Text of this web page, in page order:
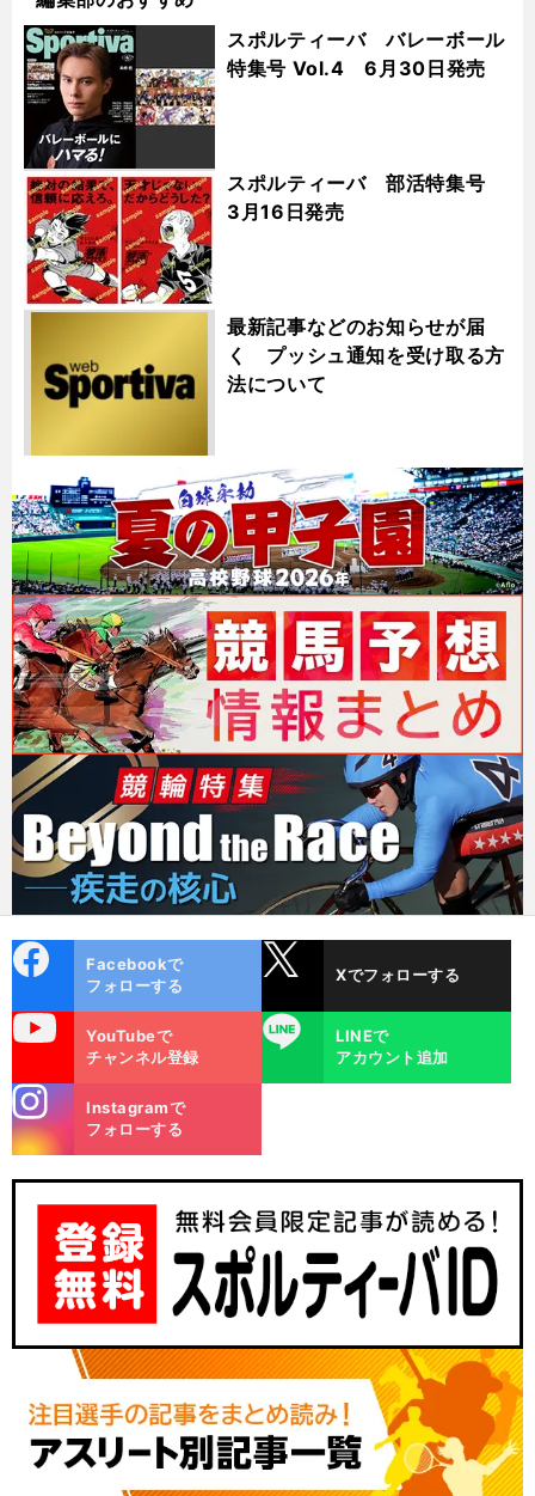
スポルティーバ バレーボール
特集号 Vol.4 6月30日発売
スポルティーバ 部活特集号
3月16日発売
最新記事などのお知らせが届
く プッシュ通知を受け取る方
法について
ok
Facebookで
フォローする
Xでフォローする
YouTubeで
チャンネル登録
LINE
LINEで
アカウント追加
m
Instagramで
フォローする